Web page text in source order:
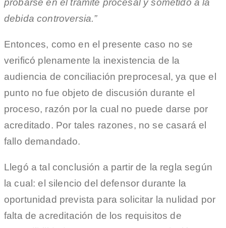
probarse en el trámite procesal y sometido a la
debida controversia.”
Entonces, como en el presente caso no se
verificó plenamente la inexistencia de la
audiencia de conciliación preprocesal, ya que el
punto no fue objeto de discusión durante el
proceso, razón por la cual no puede darse por
acreditado. Por tales razones, no se casará el
fallo demandado.
Llegó a tal conclusión a partir de la regla según
la cual: el silencio del defensor durante la
oportunidad prevista para solicitar la nulidad por
falta de acreditación de los requisitos de